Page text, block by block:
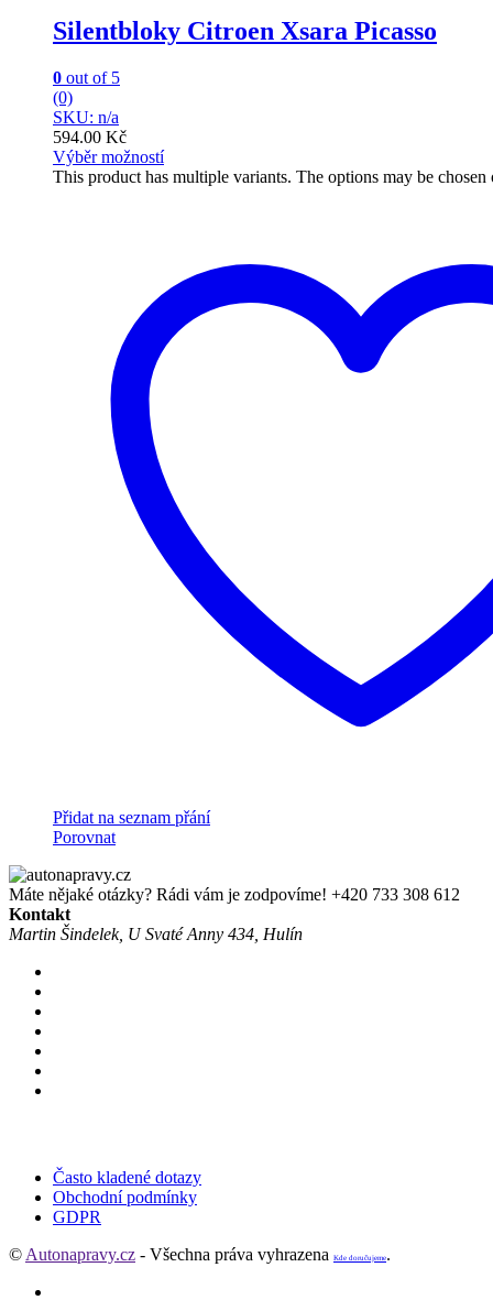
Silentbloky Citroen Xsara Picasso
0 out of 5
(0)
SKU: n/a
594.00 Kč
Výběr možností
This product has multiple variants. The options may be chosen
Přidat na seznam přání
Porovnat
Máte nějaké otázky? Rádi vám je zodpovíme! +420 733 308 612
Kontakt
Martin Šindelek, U Svaté Anny 434, Hulín
Často kladené dotazy
Obchodní podmínky
GDPR
© Autonapravy.cz - Všechna práva vyhrazena Kde doručujeme.